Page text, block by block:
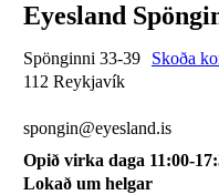
Eyesland
Spönginni 33-39
Skoða
112 Reykjavík
spongin@eyesland.is
Opið virka daga 11:00-
Lokað um helgar